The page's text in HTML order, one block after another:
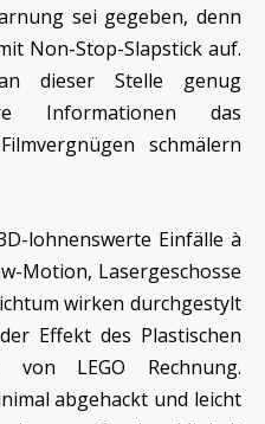
sei gegeben, denn
Non-Stop-Slapstick auf.
dieser Stelle genug
Informationen das
schmälern
lohnenswerte Einfälle à
Motion, Lasergeschosse
wirken durchgestylt
Effekt des Plastischen
LEGO Rechnung.
abgehackt und leicht